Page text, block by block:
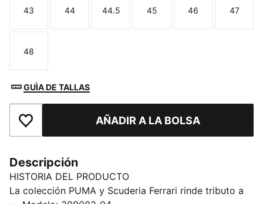
Talla
43
Talla
44
Talla
44.5
Talla
45
Talla
46
Talla
47
Talla
48
GUÌA DE TALLAS
Añade a favoritosAÑADIR A LA BOLSA
Descripción
HISTORIA DEL PRODUCTO
La colección PUMA y Scuderia Ferrari rinde tributo a